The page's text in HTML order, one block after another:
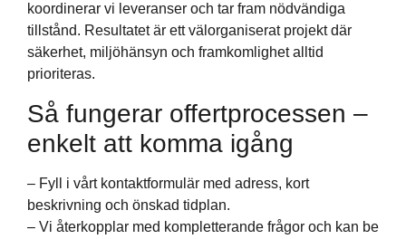
koordinerar vi leveranser och tar fram nödvändiga
tillstånd. Resultatet är ett välorganiserat projekt där
säkerhet, miljöhänsyn och framkomlighet alltid
prioriteras.
Så fungerar offertprocessen –
enkelt att komma igång
– Fyll i vårt kontaktformulär med adress, kort
beskrivning och önskad tidplan.
– Vi återkopplar med kompletterande frågor och kan be